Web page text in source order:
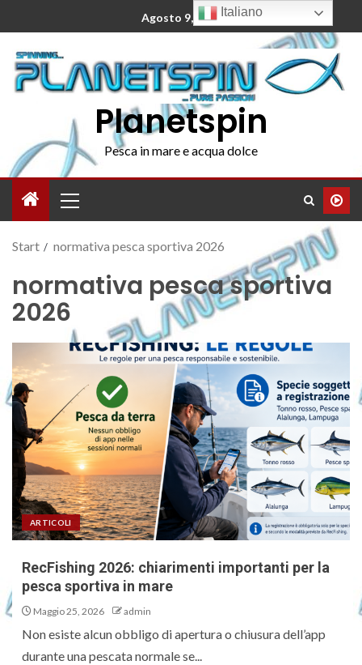
Agosto 9, 2026
Planetspin
Pesca in mare e acqua dolce
Start normativa pesca sportiva 2026
normativa pesca sportiva
2026
ARTICOLI
RecFishing 2026: chiarimenti importanti per la
pesca sportiva in mare
Maggio 25, 2026 admin
Non esiste alcun obbligo di apertura o chiusura dell’app
durante una pescata normale se...
Italiano